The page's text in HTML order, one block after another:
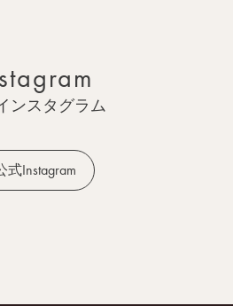
ンスタグラム
式Instagram